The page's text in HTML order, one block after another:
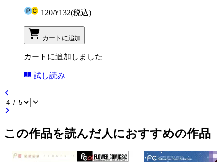
120/¥132(税込)
カートに追加
カートに追加しました
試し読み
この作品を読んだ人におすすめの作品